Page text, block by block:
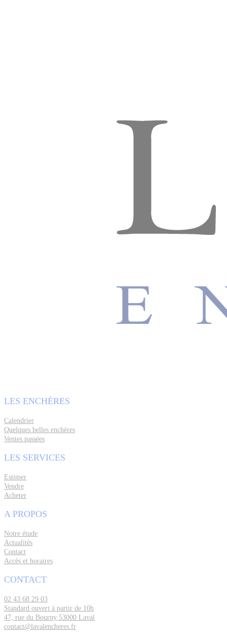
LES ENCHÈRES
Calendrier
Quelques belles enchères
Ventes passées
LES SERVICES
Estimer
Vendre
Acheter
A PROPOS
Notre étude
Actualités
Contact
Accès et horaires
CONTACT
02 43 68 29 03
Standard ouvert à partir de 10h
47, rue du Bourny 53000 Laval
contact@lavalencheres.fr